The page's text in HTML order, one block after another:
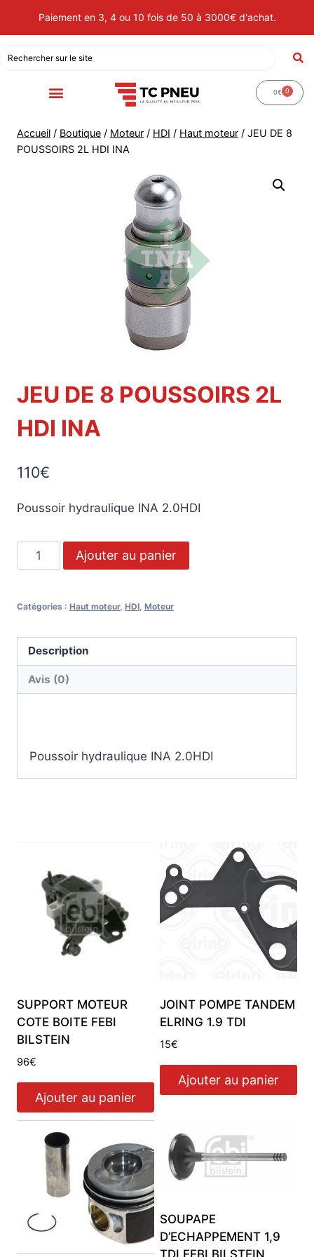
Paiement en 3, 4 ou 10 fois de 50 à 3000€ d'achat.
0€ 0
Accueil / Boutique / Moteur / HDI / Haut moteur / JEU DE 8
POUSSOIRS 2L HDI INA
JEU DE 8 POUSSOIRS 2L
HDI INA
110€
Poussoir hydraulique INA 2.0HDI
Ajouter au panier
Catégories : Haut moteur, HDI Moteur
Description
Avis (0)
Poussoir hydraulique INA 2.0HDI
SUPPORT MOTEUR
COTE BOITE FEBI
BILSTEIN
96€
Ajouter au panier
JOINT POMPE TANDEM
ELRING 1.9 TDI
15€
Ajouter au panier
SOUPAPE
D’ECHAPPEMENT 1,9